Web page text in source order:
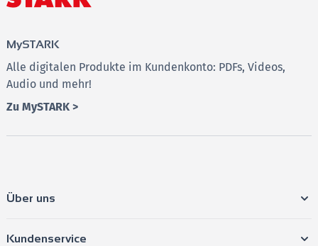
Hinweis:Alle Inhalte auf der Plattform
➔ Starten Sie jetzt mit der Vorbereitung und gehen Sie
beruhigt in die Prüfung!
MySTARK
Alle digitalen Produkte im Kundenkonto: PDFs, Videos,
Audio und mehr!
Zu MySTARK >
Über uns
Kundenservice